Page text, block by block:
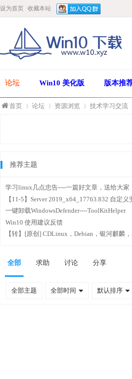
设为首页 收藏本站
论坛 Win10 美化版 版本推
首页 论坛 资源浏览 技术学习交流
推荐主题
学习linux几点忠告----一篇好文章，送给大家
【11-5】Server 2019_x64_17763.832 自定
一键卸载WindowsDefender----ToolKitHelper
Win10 使用建议反馈
【转】[原创] CDLinux，Debian，银河麒麟
全部 求助 讨论 分享
全部主题 全部时间 默认排序